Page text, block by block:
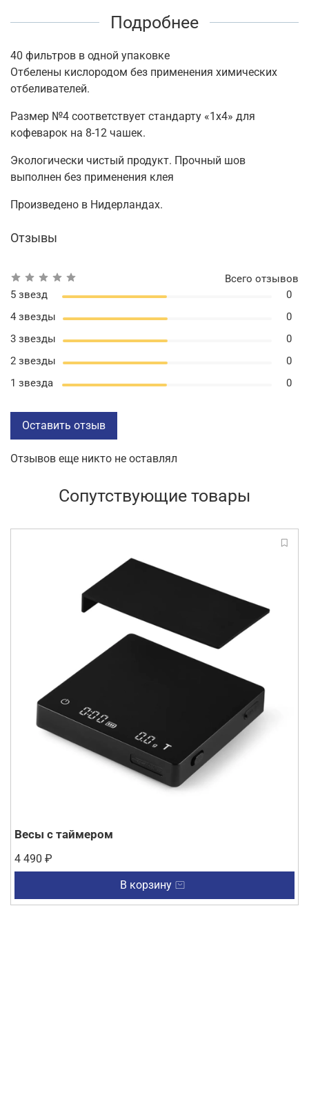
Подробнее
40 фильтров в одной упаковке
Отбелены кислородом без применения химических
отбеливателей.
Размер №4 соответствует стандарту «1х4» для
кофеварок на 8-12 чашек.
Экологически чистый продукт. Прочный шов
выполнен без применения клея
Произведено в Нидерландах.
Отзывы
Отзывов еще никто не оставлял
Всего отзывов
5 звезд
0
4 звезды
0
3 звезды
0
2 звезды
0
1 звезда
0
Оставить отзыв
Сопутствующие товары
Весы с таймером
4 490 ₽
В корзину